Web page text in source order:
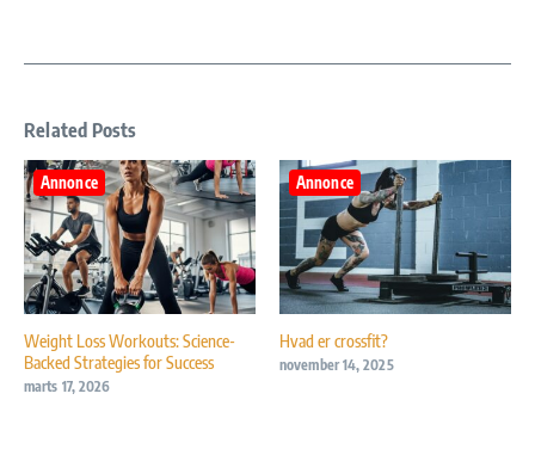
Related Posts
Annonce
Weight Loss Workouts: Science-
Backed Strategies for Success
marts 17, 2026
Annonce
Hvad er crossfit?
november 14, 2025